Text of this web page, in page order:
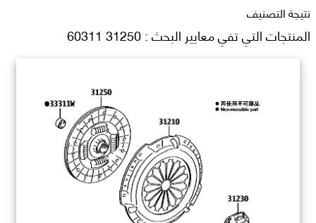
نتيجة التصنيف
المنتجات التي تفي معايير البحث : 31250 60311